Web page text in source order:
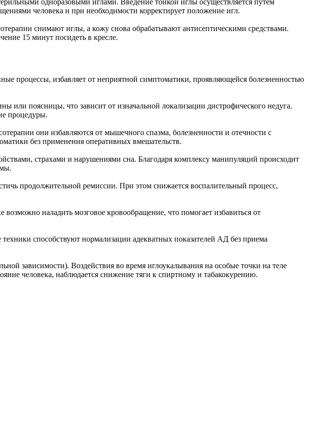
одноразовыми иглами. Введение тонкой иглы осуществляется путем
человека и при необходимости корректирует положение игл.
снимают иглы, а кожу снова обрабатывают антисептическими средствами.
15 минут посидеть в кресле.
процессы, избавляет от неприятной симптоматики, проявляющейся болезненностью
или поясницы, что зависит от изначальной локализации дистрофического недуга.
процедуры.
они избавляются от мышечного спазма, болезненности и отечности с
без применения оперативных вмешательств.
страхами и нарушениями сна. Благодаря комплексу манипуляций происходит
продолжительной ремиссии. При этом снижается воспалительный процесс,
наладить мозговое кровообращение, что помогает избавиться от
способствуют нормализации адекватных показателей АД без приема
зависимости). Воздействия во время иглоукалывания на особые точки на теле
человека, наблюдается снижение тяги к спиртному и табакокурению.